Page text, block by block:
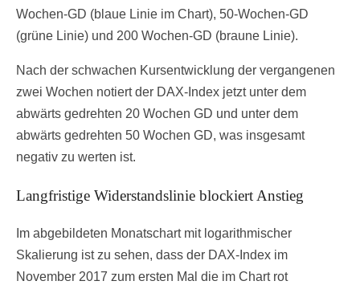
Wochen-GD (blaue Linie im Chart), 50-Wochen-GD
(grüne Linie) und 200 Wochen-GD (braune Linie).
Nach der schwachen Kursentwicklung der vergangenen
zwei Wochen notiert der DAX-Index jetzt unter dem
abwärts gedrehten 20 Wochen GD und unter dem
abwärts gedrehten 50 Wochen GD, was insgesamt
negativ zu werten ist.
Langfristige Widerstandslinie blockiert Anstieg
Im abgebildeten Monatschart mit logarithmischer
Skalierung ist zu sehen, dass der DAX-Index im
November 2017 zum ersten Mal die im Chart rot